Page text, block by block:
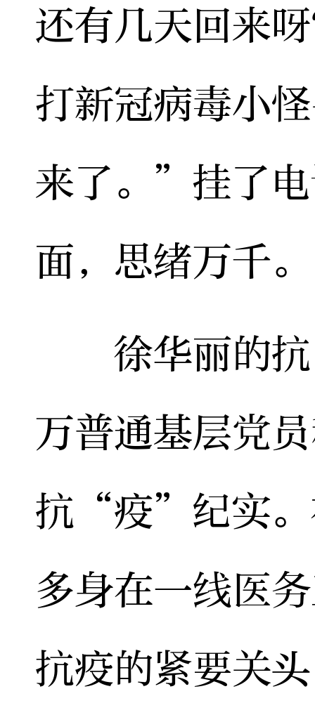
还有几天回来
打新冠病毒小
来了。”挂了
面，思绪万千。
徐华丽的抗
万普通基层党
抗“疫”纪实。
多身在一线医
抗疫的紧要关